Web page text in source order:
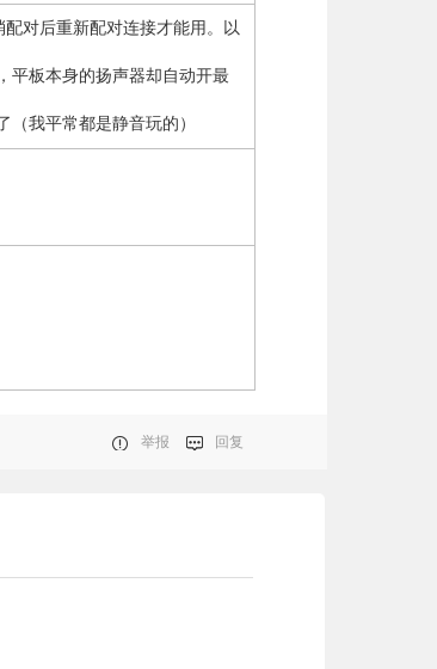
对后重新配对连接才能用。以
平板本身的扬声器却自动开最
我平常都是静音玩的）
举报 回复